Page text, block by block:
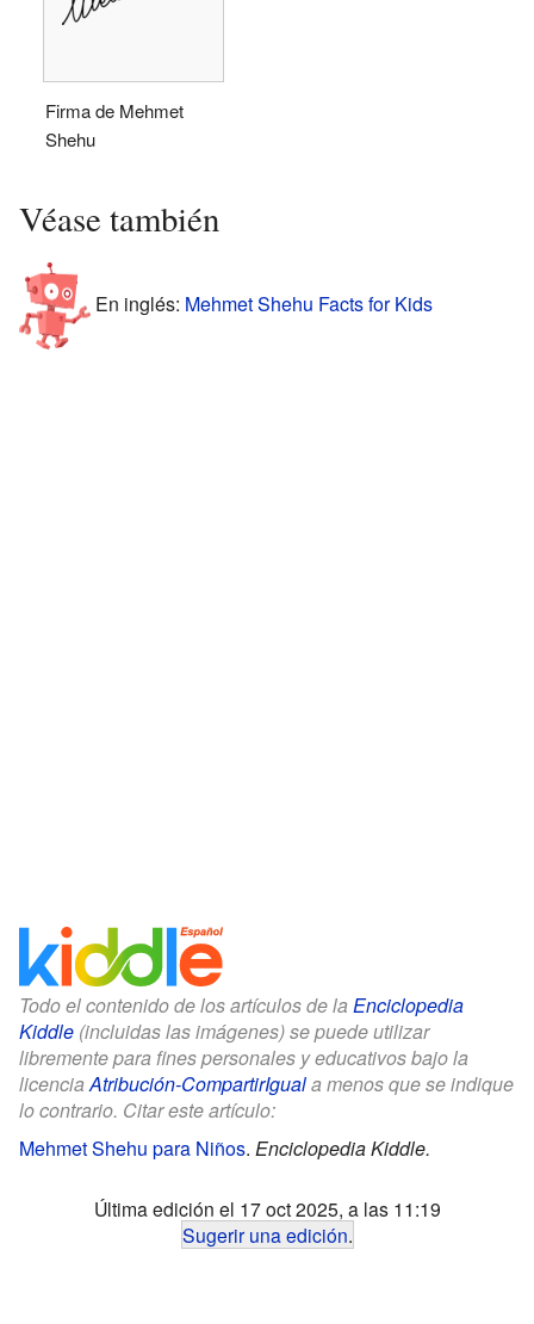
Firma de Mehmet
Shehu
Véase también
En inglés: Mehmet Shehu Facts for Kids
Todo el contenido de los artículos de la Enciclopedia
Kiddle (incluidas las imágenes) se puede utilizar
libremente para fines personales y educativos bajo la
licenciaAtribución-CompartirIguala menos que se indique
lo contrario. Citar este artículo:
Mehmet Shehu para Niños. Enciclopedia Kiddle.
Última edición el 17 oct 2025, a las 11:19
Sugerir una edición.